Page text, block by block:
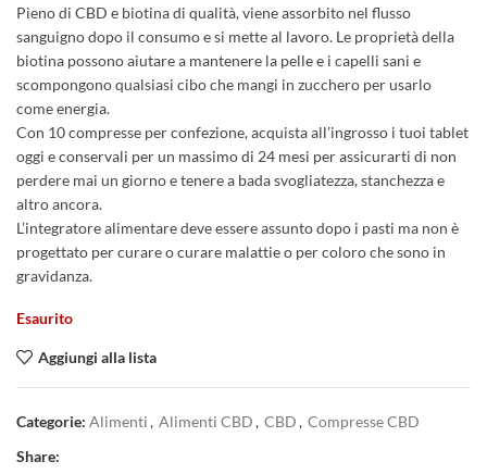
Pieno di CBD e biotina di qualità, viene assorbito nel flusso
sanguigno dopo il consumo e si mette al lavoro. Le proprietà della
biotina possono aiutare a mantenere la pelle e i capelli sani e
scompongono qualsiasi cibo che mangi in zucchero per usarlo
come energia.
Con 10 compresse per confezione, acquista all’ingrosso i tuoi tablet
oggi e conservali per un massimo di 24 mesi per assicurarti di non
perdere mai un giorno e tenere a bada svogliatezza, stanchezza e
altro ancora.
L’integratore alimentare deve essere assunto dopo i pasti ma non è
progettato per curare o curare malattie o per coloro che sono in
gravidanza.
Esaurito
Aggiungi alla lista
Categorie: Alimenti, Alimenti CBD, CBD, Compresse CBD
Share: